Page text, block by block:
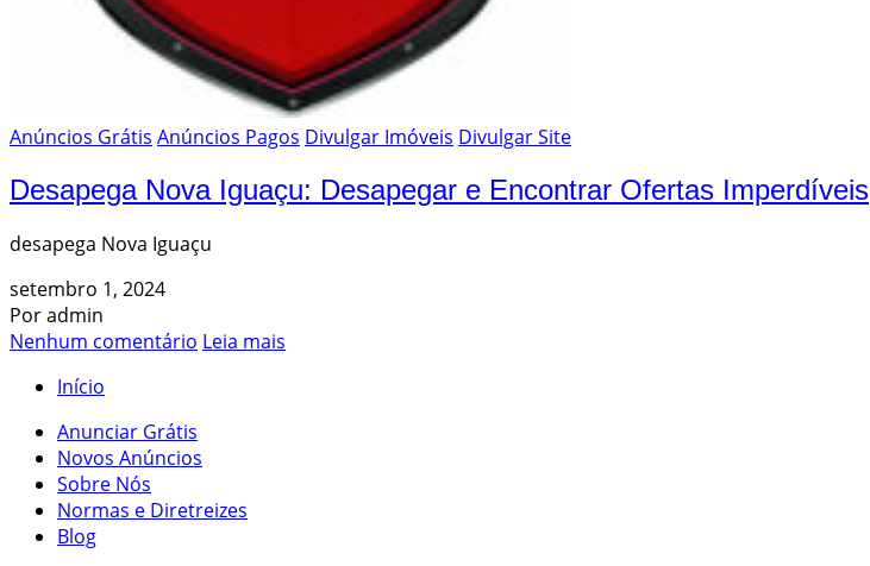
Anúncios Grátis Anúncios Pagos Divulgar Imóveis Divulgar Site
Desapega Nova Iguaçu: Desapegar e Encontrar Ofertas Imperdíveis
desapega Nova Iguaçu
setembro 1, 2024
Por admin
Nenhum comentário Leia mais
Início
Anunciar Grátis
Novos Anúncios
Sobre Nós
Normas e Diretreizes
Blog